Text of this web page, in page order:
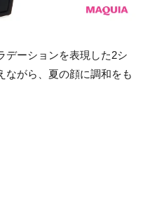
デーションを表現した2シ
ながら、夏の顔に調和をも